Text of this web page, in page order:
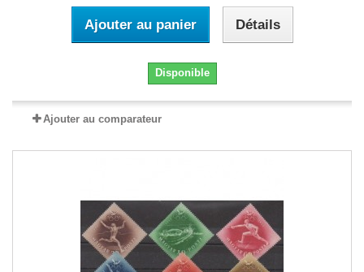
Ajouter au panier Détails
Disponible
Ajouter au comparateur